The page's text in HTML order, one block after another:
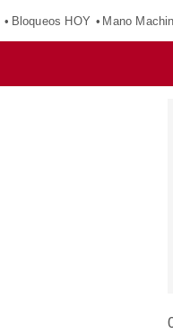
Bloqueos HOY Mano